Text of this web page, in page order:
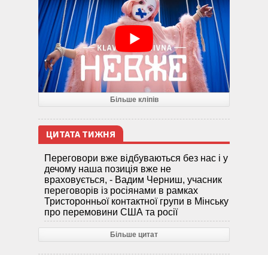
Більше кліпів
ЦИТАТА ТИЖНЯ
Переговори вже відбуваються без нас і у
дечому наша позиція вже не
враховується, - Вадим Черниш, учасник
переговорів із росіянами в рамках
Тристоронньої контактної групи в Мінську
про перемовини США та росії
Більше цитат